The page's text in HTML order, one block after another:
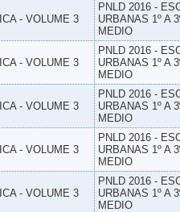
- VOLUME 3
PNLD 2016 -
URBANAS 1º A
MEDIO
- VOLUME 3
PNLD 2016 -
URBANAS 1º A
MEDIO
- VOLUME 3
PNLD 2016 -
URBANAS 1º A
MEDIO
- VOLUME 3
PNLD 2016 -
URBANAS 1º A
MEDIO
- VOLUME 3
PNLD 2016 -
URBANAS 1º A
MEDIO